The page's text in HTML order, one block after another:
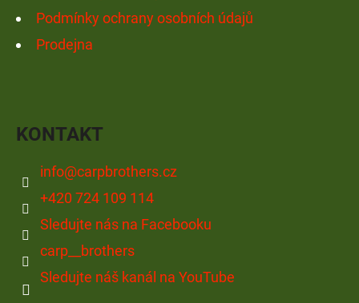
Podmínky ochrany osobních údajů
Prodejna
KONTAKT
info@carpbrothers.cz
+420 724 109 114
Sledujte nás na Facebooku
carp__brothers
Sledujte náš kanál na YouTube